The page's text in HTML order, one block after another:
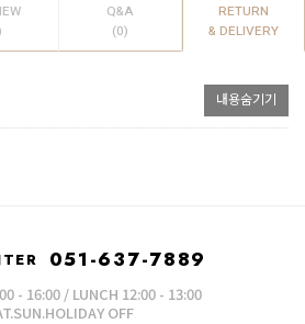
Q&A
(0)
RETURN
& DELIVERY
내용숨기기
051-637-7889
- 16:00 / LUNCH 12:00 - 13:00
OFF